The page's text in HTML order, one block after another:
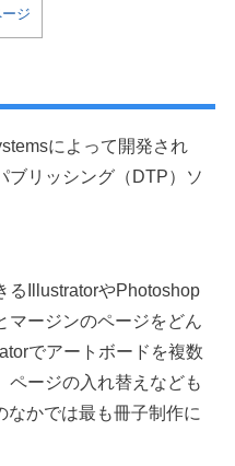
ジ
によって開発され
ブリッシング（DTP）ソ
るIllustratorやPhotoshop
マージンのページをどん
でアートボードを複数
ページの入れ替えなども
かでは最も冊子制作に